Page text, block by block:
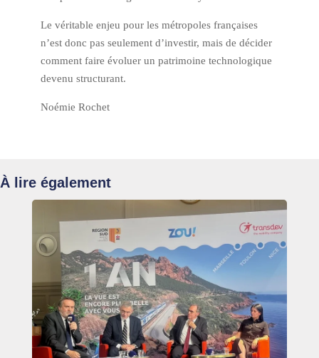
Le véritable enjeu pour les métropoles françaises
n’est donc pas seulement d’investir, mais de décider
comment faire évoluer un patrimoine technologique
devenu structurant.
Noémie Rochet
À lire également